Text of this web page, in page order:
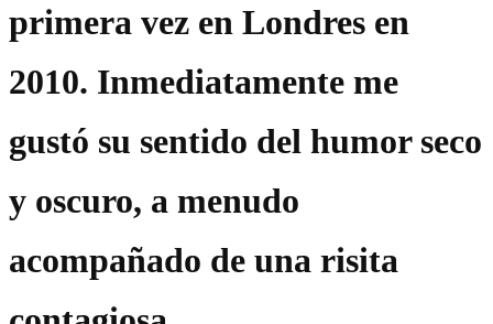
primera vez en Londres en
2010. Inmediatamente me
gustó su sentido del humor seco
y oscuro, a menudo
acompañado de una risita